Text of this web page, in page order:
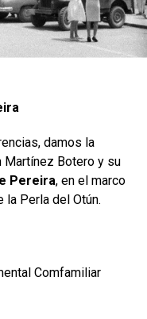
damos la
Martínez Botero y su
Pereira, en el marco
la Perla del Otún.
Comfamiliar